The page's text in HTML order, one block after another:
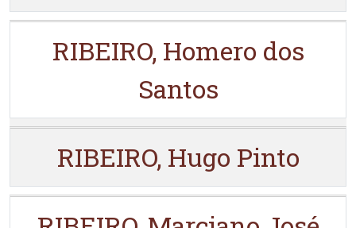
RIBEIRO, Homero dos
Santos
RIBEIRO, Hugo Pinto